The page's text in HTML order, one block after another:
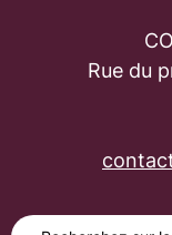
Rue du